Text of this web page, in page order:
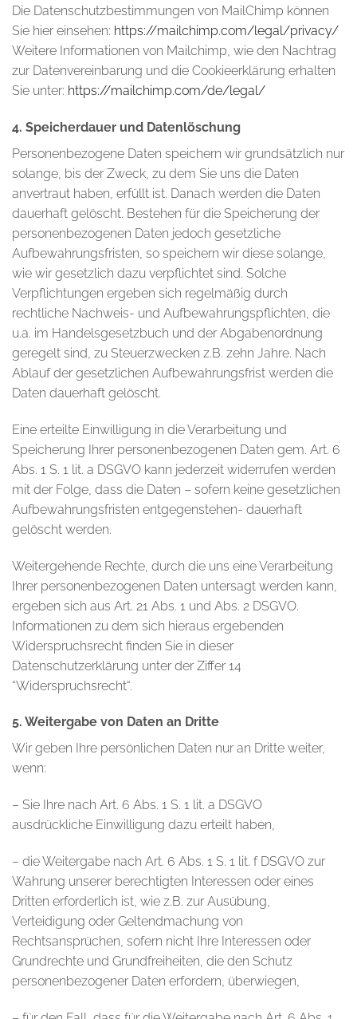
Die Datenschutzbestimmungen von MailChimp können
Sie hier einsehen: https://mailchimp.com/legal/privacy/
Weitere Informationen von Mailchimp, wie den Nachtrag
zur Datenvereinbarung und die Cookieerklärung erhalten
Sie unter: https://mailchimp.com/de/legal/
4. Speicherdauer und Datenlöschung
Personenbezogene Daten speichern wir grundsätzlich nur
solange, bis der Zweck, zu dem Sie uns die Daten
anvertraut haben, erfüllt ist. Danach werden die Daten
dauerhaft gelöscht. Bestehen für die Speicherung der
personenbezogenen Daten jedoch gesetzliche
Aufbewahrungsfristen, so speichern wir diese solange,
wie wir gesetzlich dazu verpflichtet sind. Solche
Verpflichtungen ergeben sich regelmäßig durch
rechtliche Nachweis- und Aufbewahrungspflichten, die
u.a. im Handelsgesetzbuch und der Abgabenordnung
geregelt sind, zu Steuerzwecken z.B. zehn Jahre. Nach
Ablauf der gesetzlichen Aufbewahrungsfrist werden die
Daten dauerhaft gelöscht.
Eine erteilte Einwilligung in die Verarbeitung und
Speicherung Ihrer personenbezogenen Daten gem. Art. 6
Abs. 1 S. 1 lit. a DSGVO kann jederzeit widerrufen werden
mit der Folge, dass die Daten – sofern keine gesetzlichen
Aufbewahrungsfristen entgegenstehen- dauerhaft
gelöscht werden.
Weitergehende Rechte, durch die uns eine Verarbeitung
Ihrer personenbezogenen Daten untersagt werden kann,
ergeben sich aus Art. 21 Abs. 1 und Abs. 2 DSGVO.
Informationen zu dem sich hieraus ergebenden
Widerspruchsrecht finden Sie in dieser
Datenschutzerklärung unter der Ziffer 14
“Widerspruchsrecht“.
5. Weitergabe von Daten an Dritte
Wir geben Ihre persönlichen Daten nur an Dritte weiter,
wenn:
– Sie Ihre nach Art. 6 Abs. 1 S. 1 lit. a DSGVO
ausdrückliche Einwilligung dazu erteilt haben,
– die Weitergabe nach Art. 6 Abs. 1 S. 1 lit. f DSGVO zur
Wahrung unserer berechtigten Interessen oder eines
Dritten erforderlich ist, wie z.B. zur Ausübung,
Verteidigung oder Geltendmachung von
Rechtsansprüchen, sofern nicht Ihre Interessen oder
Grundrechte und Grundfreiheiten, die den Schutz
personenbezogener Daten erfordern, überwiegen,